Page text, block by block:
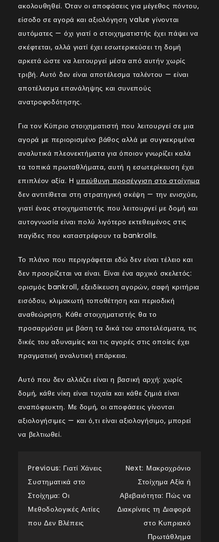
ακολουθηθεί. Όταν οι αποφάσεις για μέγεθος πόντου,
είσοδο σε αγορά και αξιολόγηση value γίνονται
αυτόματες — όχι γιατί ο στοιχηματιστής έχει πάψει να
σκέφτεται, αλλά γιατί έχει εσωτερικεύσει τη δομή
αρκετά ώστε να λειτουργεί μέσα από αυτήν χωρίς
τριβή. Αυτό δεν είναι αποτέλεσμα ταλέντου — είναι
αποτέλεσμα επανάληψης και συνεπούς
ανατροφοδότησης.
Για τον Κύπριο στοιχηματιστή που λειτουργεί σε μια
αγορά με περιορισμένο βάθος αλλά με συγκεκριμένα
αναλυτικά πλεονεκτήματα για όποιον γνωρίζει καλά
τα τοπικά πρωταθλήματα, αυτή η εσωτερίκευση έχει
επιπλέον αξία. Η υπεύθυνη προσέγγιση στο στοίχημα
δεν αντιτίθεται στη στρατηγική σκέψη — την ενισχύει,
γιατί ένας στοιχηματιστής που λειτουργεί με δομή και
αυτογνωσία είναι πολύ λιγότερο εκτεθειμένος στις
παγίδες που καταστρέφουν τα bankrolls.
Το πλάνο που περιγράφεται εδώ δεν είναι τέλειο και
δεν προορίζεται να είναι. Είναι ένα αρχικό σκελετός:
ορισμός bankroll, εξειδίκευση αγορών, σαφή κριτήρια
εισόδου, κλιμακωτή τοποθέτηση και περιοδική
αναθεώρηση. Κάθε στοιχηματιστής θα το
προσαρμόσει με βάση τα δικά του αποτελέσματα, τις
δικές του αδυναμίες και τις αγορές στις οποίες έχει
πραγματική αναλυτική επάρκεια.
Αυτό που δεν αλλάζει είναι η βασική αρχή: χωρίς
δομή, κάθε νίκη είναι τυχαία και κάθε ζημιά είναι
αναπόφευκτη. Με δομή, οι αποφάσεις γίνονται
αξιολογήσιμες — και ό,τι είναι αξιολογήσιμο, μπορεί
να βελτιωθεί.
Post
navigation
Previous: Γιατί Χάνεις
Συστηματικά στο
Στοίχημα: Οι
Μεθοδολογικές Αιτίες
που Δεν Βλέπεις
Next: Μακροχρόνιο
Στοίχημα Αξία ή
Αβεβαιότητα: Πώς να
Διακρίνεις τη Διαφορά
στο Κυπριακό
Πρωτάθλημα